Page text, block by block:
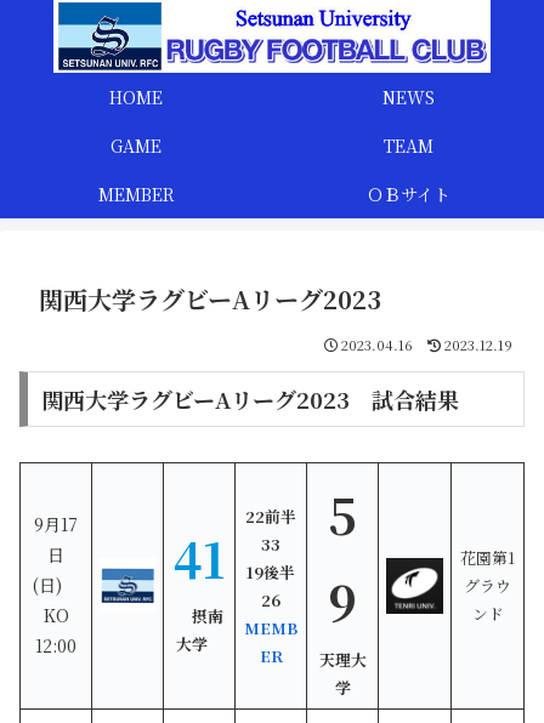
HOME
NEWS
GAME
TEAM
MEMBER
ＯＢサイト
関西大学ラグビーAリーグ2023
2023.04.16 2023.12.19
関西大学ラグビーAリーグ2023 試合結果
9月17
日
(日)
KO
12:00
41
摂南
大学
22前半
33
19後半
26
MEMB
ER
5
9
天理大
学
花園第1
グラウ
ンド